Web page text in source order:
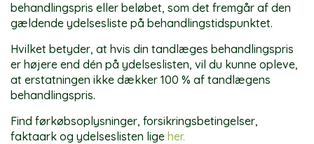
behandlingspris eller beløbet, som det fremgår af den
gældende ydelsesliste på behandlingstidspunktet.
Hvilket betyder, at hvis din tandlæges behandlingspris
er højere end dén på ydelseslisten, vil du kunne opleve,
at erstatningen ikke dækker 100 % af tandlægens
behandlingspris.
Find førkøbsoplysninger, forsikringsbetingelser,
faktaark og ydelseslisten lige her.